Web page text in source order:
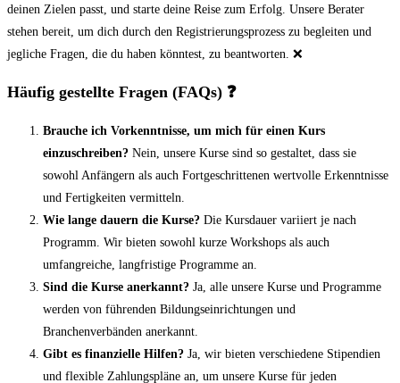
deinen Zielen passt, und starte deine Reise zum Erfolg. Unsere Berater
stehen bereit, um dich durch den Registrierungsprozess zu begleiten und
jegliche Fragen, die du haben könntest, zu beantworten. ❌
Häufig gestellte Fragen (FAQs) ❓
Brauche ich Vorkenntnisse, um mich für einen Kurs
einzuschreiben? Nein, unsere Kurse sind so gestaltet, dass sie
sowohl Anfängern als auch Fortgeschrittenen wertvolle Erkenntnisse
und Fertigkeiten vermitteln.
Wie lange dauern die Kurse? Die Kursdauer variiert je nach
Programm. Wir bieten sowohl kurze Workshops als auch
umfangreiche, langfristige Programme an.
Sind die Kurse anerkannt? Ja, alle unsere Kurse und Programme
werden von führenden Bildungseinrichtungen und
Branchenverbänden anerkannt.
Gibt es finanzielle Hilfen? Ja, wir bieten verschiedene Stipendien
und flexible Zahlungspläne an, um unsere Kurse für jeden